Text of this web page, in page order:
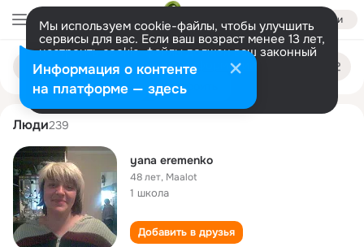
Войти
Мы используем cookie-файлы, чтобы улучшить
сервисы для вас. Если ваш возраст менее 13 лет,
настроить cookie-файлы должен ваш законный
представитель. Больше информации
Разрешить все Настроить
Поиск
людям
yana eremenko
Люди239
yana eremenko
48 лет, Maalot
1 школа
Добавить в друзья
Информация о контенте
на платформе — здесь